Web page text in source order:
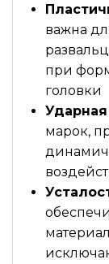
важна
при
головки
Ударная
марок,